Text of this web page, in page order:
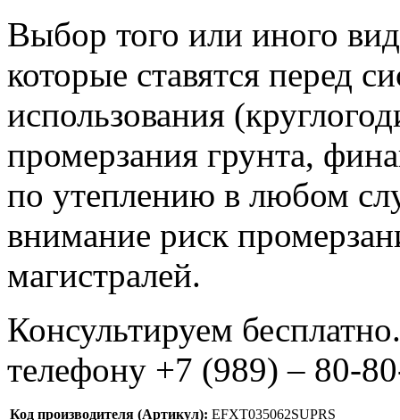
Выбор того или иного
которые ставятся перед
использования
промерзания грунта,
по утеплению в любом
внимание риск
магистралей.
Консультируем
телефону +7 (989) – 80-
Код производителя (Артикул): EFXT035062SUPRS